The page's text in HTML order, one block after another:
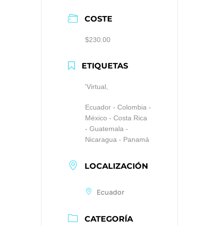
COSTE
$230.00
ETIQUETAS
'Virtual,
Ecuador - Colombia -
México - Costa Rica
- Guatemala -
Nicaragua - Panamá
LOCALIZACIÓN
Ecuador
CATEGORÍA